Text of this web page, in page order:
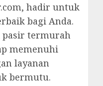
hadir untuk
bagi Anda.
pasir termurah
memenuhi
layanan
bermutu.